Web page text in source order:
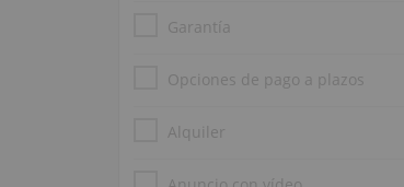
Garantía
Opciones de pago a plazos
Alquiler